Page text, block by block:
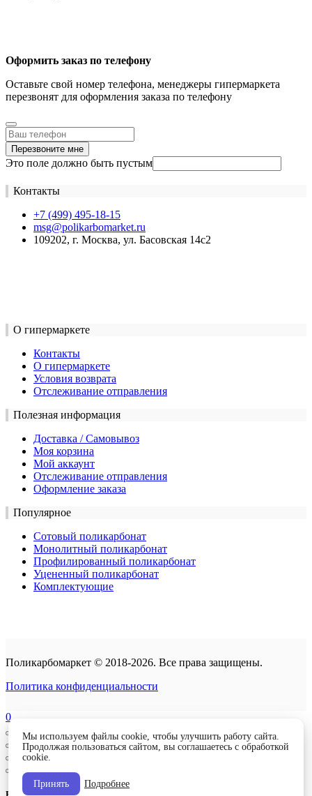
Оформить заказ по телефону
Оставьте свой номер телефона, менеджеры гипермаркета
перезвонят для оформления заказа по телефону
Перезвоните мне
Это поле должно быть пустым
Контакты
+7 (499) 495-18-15
msg@polikarbomarket.ru
109202, г. Москва, ул. Басовская 14с2
О гипермаркете
Контакты
О гипермаркете
Условия возврата
Отслеживание отправления
Полезная информация
Доставка / Самовывоз
Моя корзина
Мой аккаунт
Отслеживание отправления
Оформление заказа
Популярное
Сотовый поликарбонат
Монолитный поликарбонат
Профилированный поликарбонат
Уцененный поликарбонат
Комплектующие
Поликарбомаркет © 2018-2026. Все права защищены.
Политика конфиденциальности
0
Мы используем файлы cookie, чтобы улучшить работу сайта.
Продолжая пользоваться сайтом, вы соглашаетесь с обработкой
cookie.
Принять
Подробнее